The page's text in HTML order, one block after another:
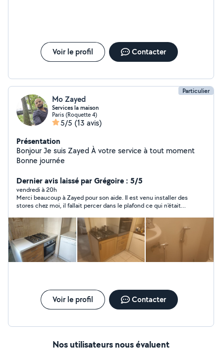
Voir le profil Contacter
Particulier
Mo Zayed
Services la maison
Paris (Roquette 4)
5/5 (13 avis)
Présentation
Bonjour Je suis Zayed À votre service à tout moment
Bonne journée
Dernier avis laissé par Grégoire : 5/5
vendredi à 20h
Merci beaucoup à Zayed pour son aide. Il est venu installer des
stores chez moi, il fallait percer dans le plafond ce qui n'était
très précis avec le souci du détail et à un super tarif par rapport
à la mission. De plus Zayed était très sympathique. Je
recommande totalement.
Voir le profil Contacter
Nos utilisateurs nous évaluent